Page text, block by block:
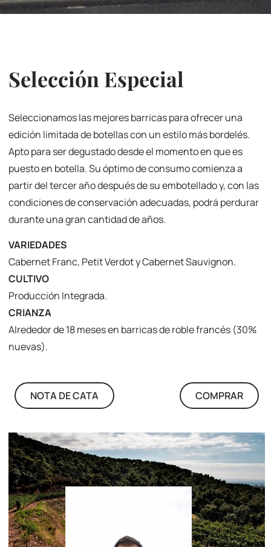
Selección Especial
Seleccionamos las mejores barricas para ofrecer una
edición limitada de botellas con un estilo más bordelés.
Apto para ser degustado desde el momento en que es
puesto en botella. Su óptimo de consumo comienza a
partir del tercer año después de su embotellado y, con las
condiciones de conservación adecuadas, podrá perdurar
durante una gran cantidad de años.
VARIEDADES
Cabernet Franc, Petit Verdot y Cabernet Sauvignon.
CULTIVO
Producción Integrada.
CRIANZA
Alrededor de 18 meses en barricas de roble francés (30%
nuevas).
NOTA DE CATA COMPRAR